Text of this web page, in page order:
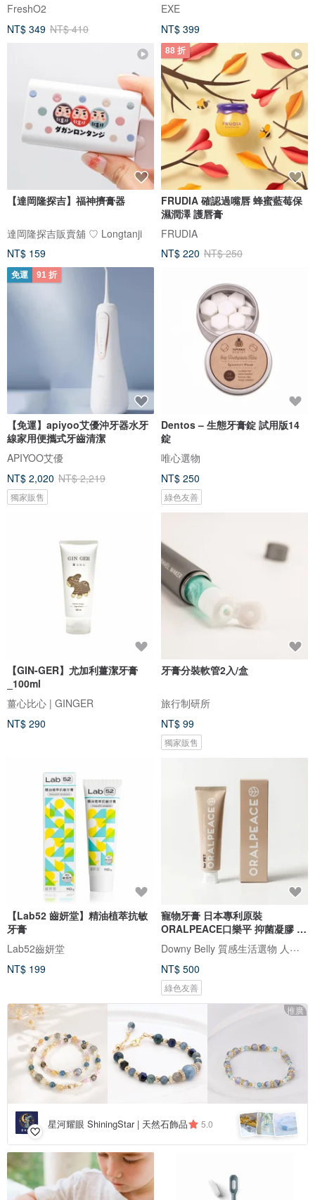
FreshO2
NT$ 349 NT$ 410
EXE
NT$ 399
【達岡隆探吉】福神擠膏器
達岡隆探吉販賣舖 ♡ Longtanji
NT$ 159
88 折
FRUDIA 確認過嘴唇 蜂蜜藍莓保
濕潤澤 護唇膏
FRUDIA
NT$ 220 NT$ 250
免運 91 折
【免運】apiyoo艾優沖牙器水牙
線家用便攜式牙齒清潔
APIYOO艾優
NT$ 2,020 NT$ 2,219
獨家販售
Dentos – 生態牙膏錠 試用版14
錠
唯心選物
NT$ 250
綠色友善
【GIN-GER】尤加利薑潔牙膏
_100ml
薑心比心 | GINGER
NT$ 290
牙膏分裝軟管2入/盒
旅行制研所
NT$ 99
獨家販售
【Lab52 齒妍堂】精油植萃抗敏
牙膏
Lab52齒妍堂
NT$ 199
寵物牙膏 日本專利原裝
ORALPEACE口樂平 抑菌凝膠 預
防牙結石
Downy Belly 質感生活選物 人寵友善
NT$ 500
綠色友善
推廣
星河耀眼 ShiningStar | 天然石飾品 5.0